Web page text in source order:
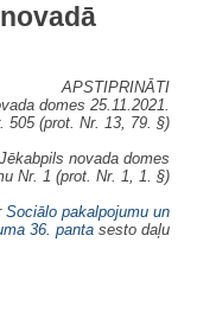
APSTIPRINĀTI
domes 25.11.2021.
505 (prot. Nr. 13, 79. §)
novada domes
Nr. 1 (prot. Nr. 1, 1. §)
Sociālo pakalpojumu un
36. panta sesto daļu